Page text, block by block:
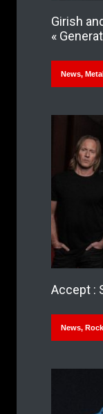
Girish
«
News,
Accept :
News, Rock